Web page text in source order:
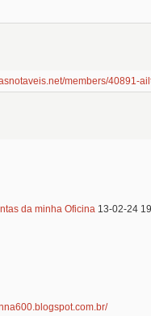
members/40891-
da minha Oficina 13-02-24